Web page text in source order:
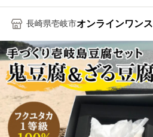
長崎県壱岐市オンラインワン